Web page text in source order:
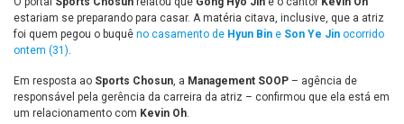
estariam se preparando para casar. A matéria citava, inclusive, que a atriz
foi quem pegou o buquê no casamento de Hyun Bin e Son Ye Jin ocorrido
ontem (31)
Em resposta ao Sports Chosun , a Management SOOP – agência de
responsável pela gerência da carreira da atriz – confirmou que ela está em
um relacionamento com Kevin Oh